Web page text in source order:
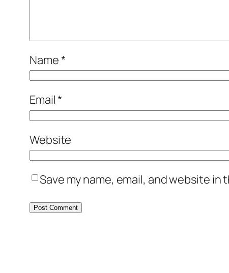
Name*
Email*
Website
Save my name, email, and website